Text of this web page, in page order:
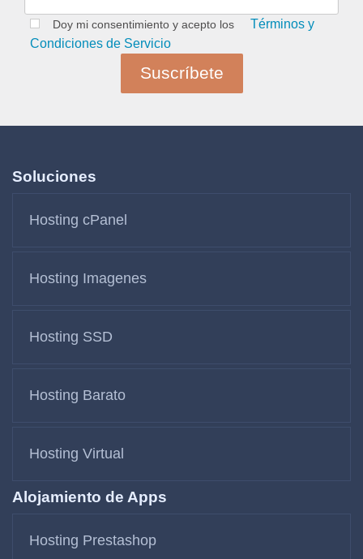
Doy mi consentimiento y acepto los
Términos y
Condiciones de Servicio
Soluciones
Hosting cPanel
Hosting Imagenes
Hosting SSD
Hosting Barato
Hosting Virtual
Alojamiento de Apps
Hosting Prestashop